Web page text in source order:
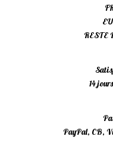
RESTE
14
PayPal, CB,